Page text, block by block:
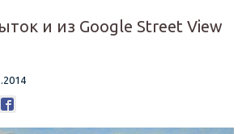
и из Google Street View